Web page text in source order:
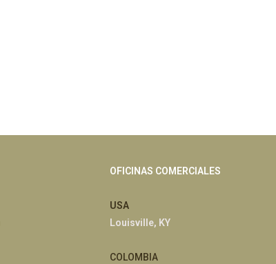
OFICINAS COMERCIALES
USA
Louisville, KY
COLOMBIA